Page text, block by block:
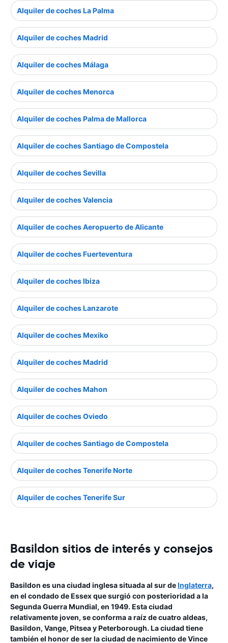
Alquiler de coches La Palma
Alquiler de coches Madrid
Alquiler de coches Málaga
Alquiler de coches Menorca
Alquiler de coches Palma de Mallorca
Alquiler de coches Santiago de Compostela
Alquiler de coches Sevilla
Alquiler de coches Valencia
Alquiler de coches Aeropuerto de Alicante
Alquiler de coches Fuerteventura
Alquiler de coches Ibiza
Alquiler de coches Lanzarote
Alquiler de coches Mexiko
Alquiler de coches Madrid
Alquiler de coches Mahon
Alquiler de coches Oviedo
Alquiler de coches Santiago de Compostela
Alquiler de coches Tenerife Norte
Alquiler de coches Tenerife Sur
Basildon sitios de interés y consejos
de viaje
Basildon es una ciudad inglesa situada al sur deInglaterra,
en el condado de Essex que surgió con posterioridad a la
Segunda Guerra Mundial, en 1949. Esta ciudad
relativamente joven, se conforma a raíz de cuatro aldeas,
Basildon, Vange, Pitsea y Peterborough. La ciudad tiene
también el honor de ser la ciudad de nacimiento de Vince